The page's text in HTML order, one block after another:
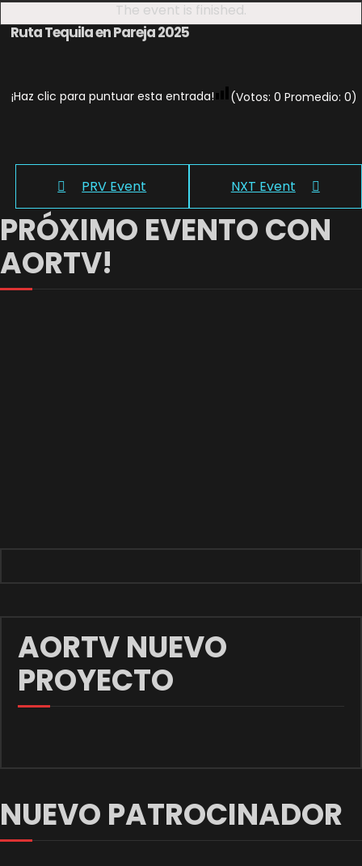
The event is finished.
Ruta Tequila en Pareja 2025
¡Haz clic para puntuar esta entrada! (Votos: 0 Promedio: 0)
PRV Event NXT Event
PRÓXIMO EVENTO CON
AORTV!
AORTV NUEVO
PROYECTO
NUEVO PATROCINADOR